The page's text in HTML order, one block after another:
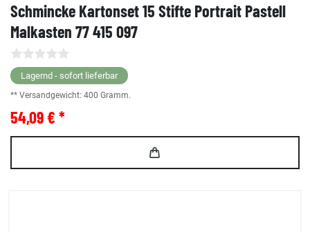
Schmincke Kartonset 15 Stifte Portrait Pastell
Malkasten 77 415 097
Lagernd - sofort lieferbar
** Versandgewicht: 400 Gramm.
54,09 € *